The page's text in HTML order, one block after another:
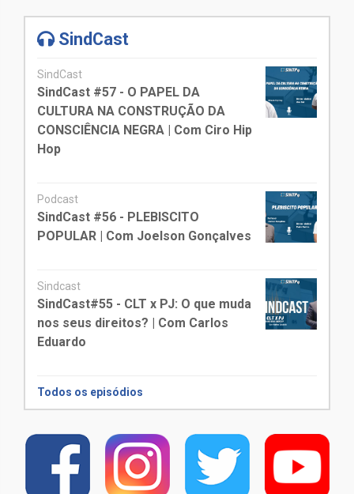
SindCast
SindCast
SindCast #57 - O PAPEL DA
CULTURA NA CONSTRUÇÃO DA
CONSCIÊNCIA NEGRA | Com Ciro Hip
Hop
Podcast
SindCast #56 - PLEBISCITO
POPULAR | Com Joelson Gonçalves
Sindcast
SindCast#55 - CLT x PJ: O que muda
nos seus direitos? | Com Carlos
Eduardo
Todos os episódios